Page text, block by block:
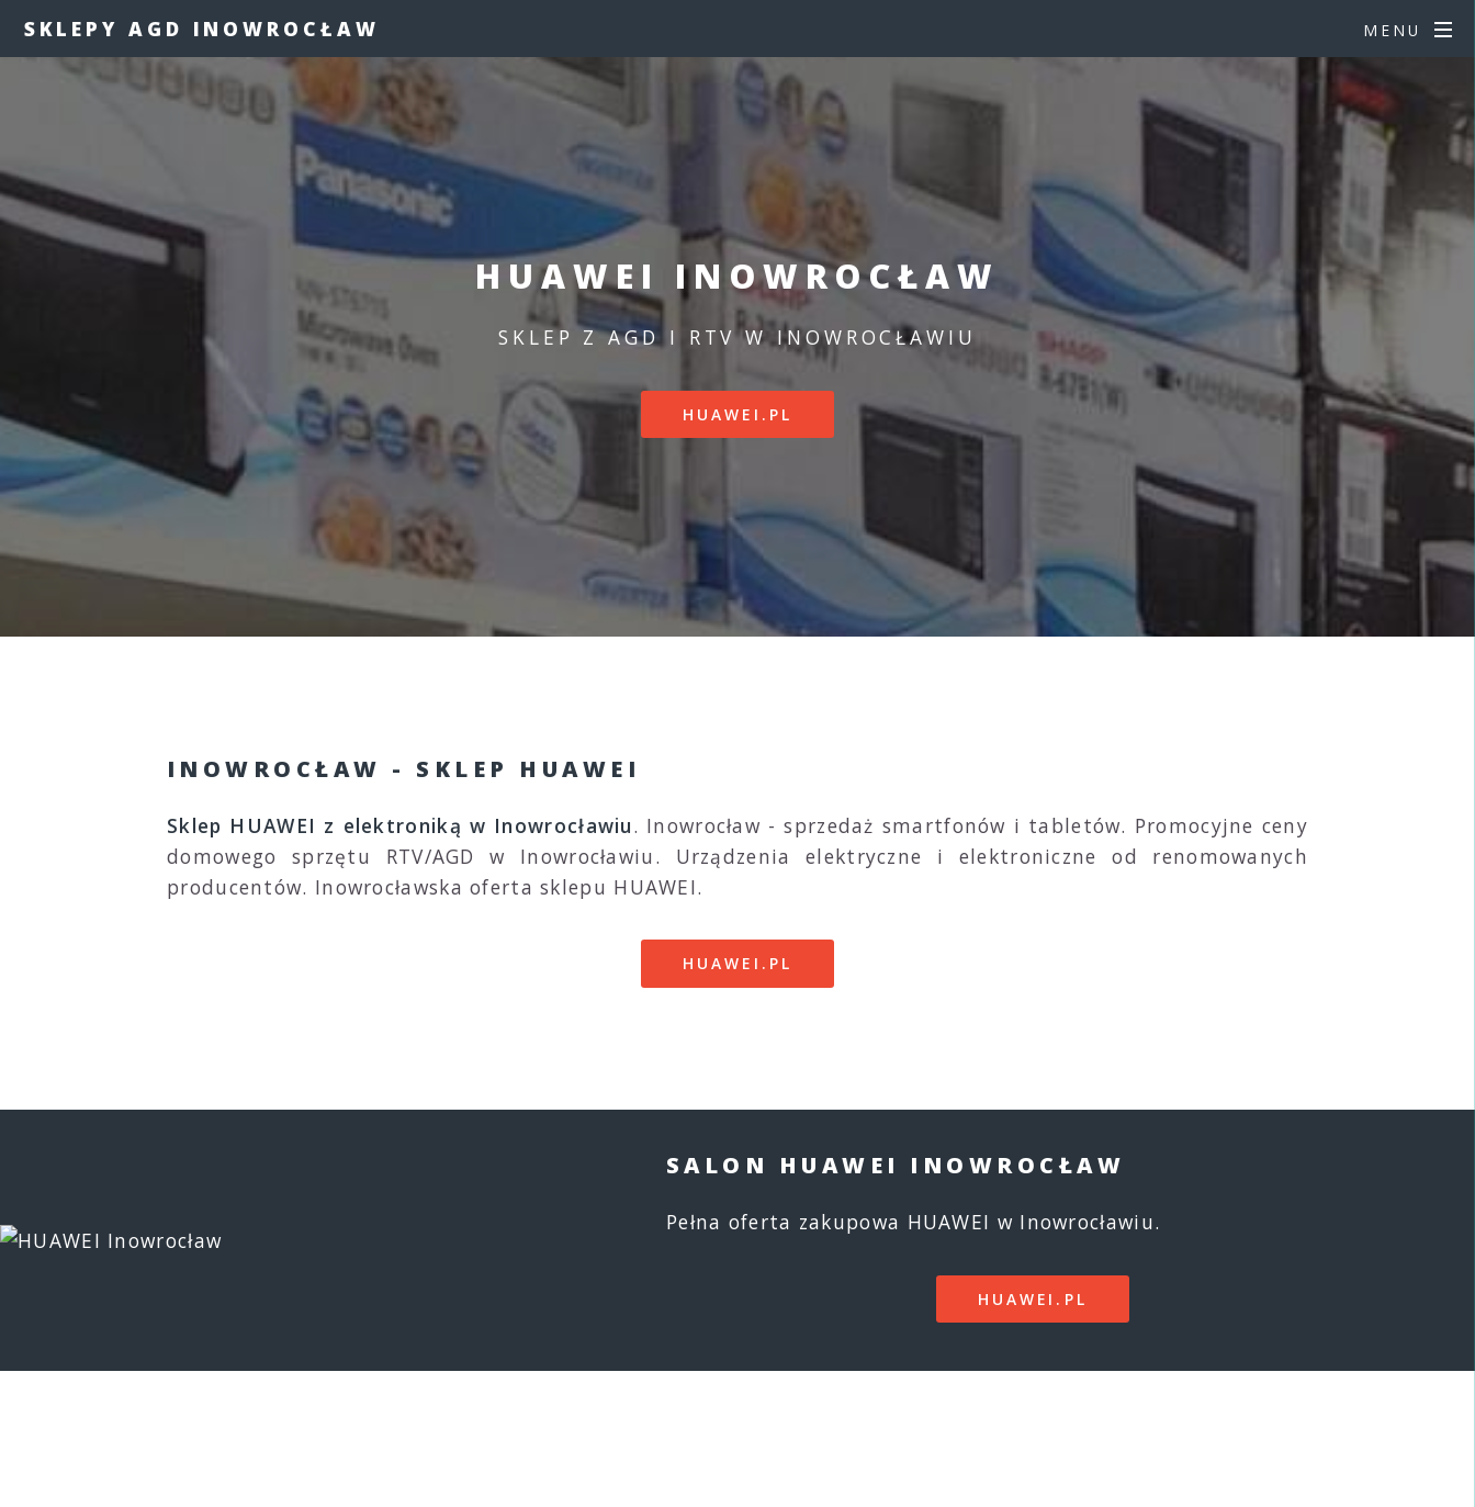
SKLEPY AGD INOWROCŁAW MENU
HUAWEI INOWROCŁAW
SKLEP Z AGD I RTV W INOWROCŁAWIU
HUAWEI.PL
INOWROCŁAW - SKLEP HUAWEI
Sklep HUAWEI z elektroniką w Inowrocławiu. Inowrocław - sprzedaż smartfonów i tabletów. Promocyjne ceny
domowego sprzętu RTV/AGD w Inowrocławiu. Urządzenia elektryczne i elektroniczne od renomowanych
producentów. Inowrocławska oferta sklepu HUAWEI.
HUAWEI.PL
SALON HUAWEI INOWROCŁAW
Pełna oferta zakupowa HUAWEI w Inowrocławiu.
HUAWEI.PL